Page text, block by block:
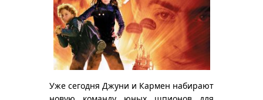
Уже сегодня Джуни и Кармен набирают